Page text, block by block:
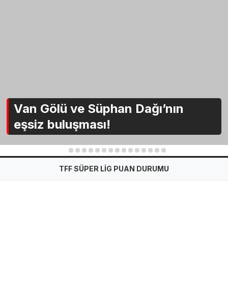
Van Gölü ve Süphan Dağı’nın
eşsiz buluşması!
2 3 4 5 6 7 8 9 10 11 12 13 14 15
TFF SÜPER LİG PUAN DURUMU